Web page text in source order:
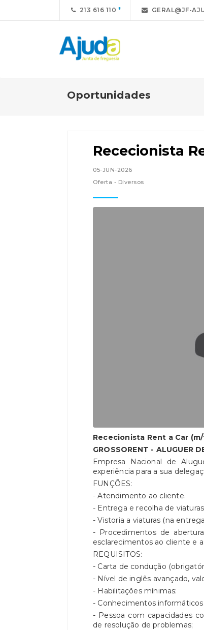
213 616 110 GERAL@JF-
Oportunidades
Rececionista
05-JUN-2026
Oferta - Diversos
Rececionista Rent a Car
GROSSORENT - ALUGUER
Empresa Nacional de
experiência para a sua
FUNÇÕES:
- Atendimento ao cliente.
- Entrega e recolha de
- Vistoria a viaturas (na
- Procedimentos de
esclarecimentos ao cliente e
REQUISITOS:
- Carta de condução
- Nível de inglês avançado,
- Habilitações mínimas:
- Conhecimentos informáticos.
- Pessoa com capacidades
de resolução de problemas;